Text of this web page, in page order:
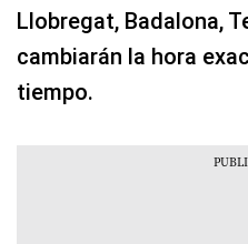
Llobregat, Badalona,
cambiarán la hora
tiempo.